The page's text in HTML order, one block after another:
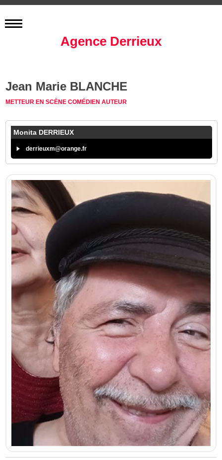
Agence Derrieux
Jean Marie BLANCHE
METTEUR EN SCÈNECOMÉDIENAUTEUR
Monita DERRIEUX
derrieuxm@orange.fr